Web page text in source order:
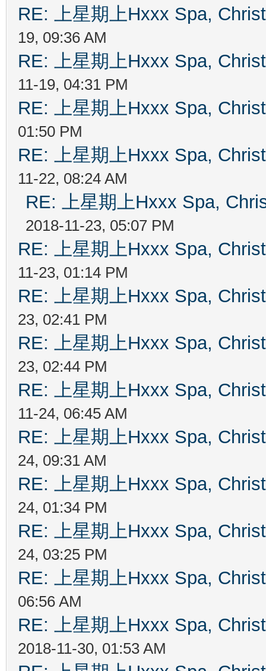
RE: 上星期上Hxxx Spa,
19, 09:36 AM
RE: 上星期上Hxxx Spa,
11-19, 04:31 PM
RE: 上星期上Hxxx Spa,
01:50 PM
RE: 上星期上Hxxx Spa,
11-22, 08:24 AM
RE: 上星期上Hxxx Spa,
2018-11-23, 05:07 PM
RE: 上星期上Hxxx Spa,
11-23, 01:14 PM
RE: 上星期上Hxxx Spa,
23, 02:41 PM
RE: 上星期上Hxxx Spa,
23, 02:44 PM
RE: 上星期上Hxxx Spa,
11-24, 06:45 AM
RE: 上星期上Hxxx Spa,
24, 09:31 AM
RE: 上星期上Hxxx Spa,
24, 01:34 PM
RE: 上星期上Hxxx Spa,
24, 03:25 PM
RE: 上星期上Hxxx Spa,
06:56 AM
RE: 上星期上Hxxx Spa,
2018-11-30, 01:53 AM